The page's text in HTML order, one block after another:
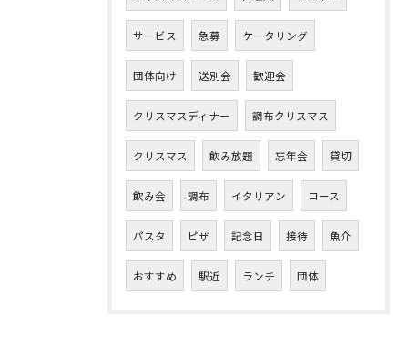
サービス 急募 ケータリング
団体向け 送別会 歓迎会
クリスマスディナー 調布クリスマス
クリスマス 飲み放題 忘年会 貸切
飲み会 調布 イタリアン コース
パスタ ピザ 記念日 接待 魚介
おすすめ 駅近 ランチ 団体